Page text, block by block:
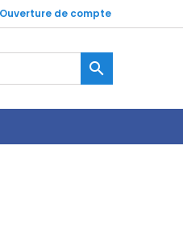
Ouverture de compte
